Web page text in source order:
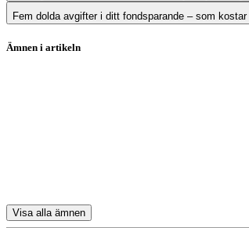
Fem dolda avgifter i ditt fondsparande – som
Ämnen i artikeln
Visa alla ämnen